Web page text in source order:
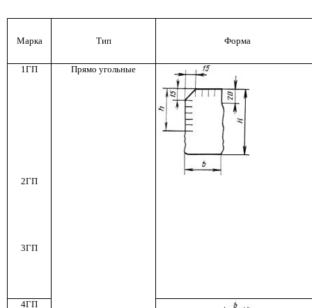
Марка Тип Форма
1ГП Прямо угольные
2ГП
3ГП
4ГП